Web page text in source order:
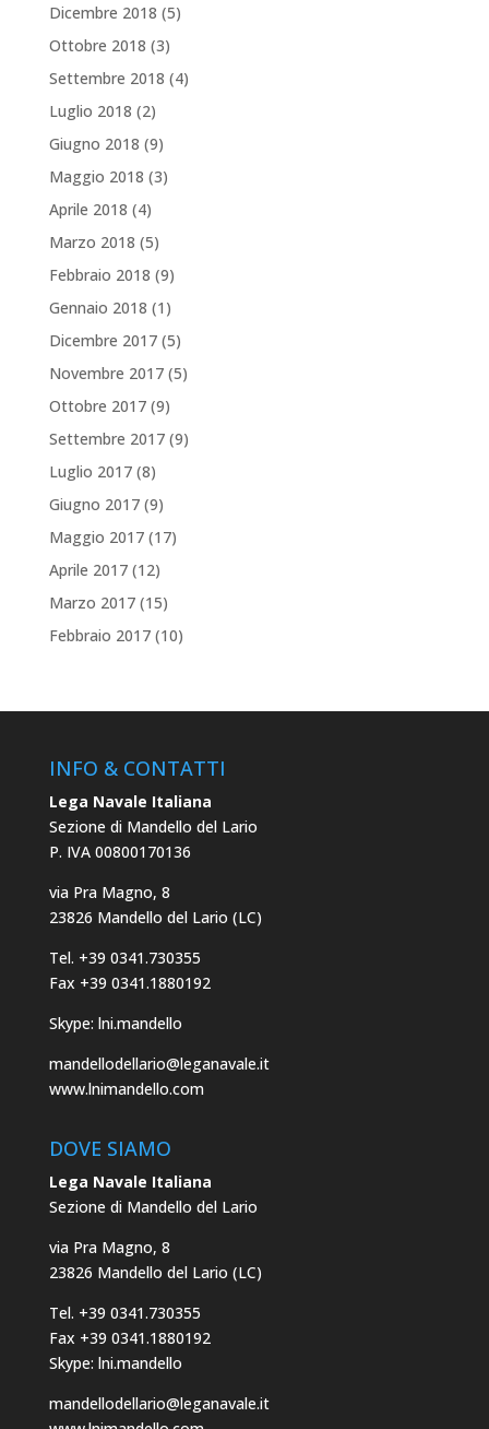
Dicembre 2018 (5)
Ottobre 2018 (3)
Settembre 2018 (4)
Luglio 2018 (2)
Giugno 2018 (9)
Maggio 2018 (3)
Aprile 2018 (4)
Marzo 2018 (5)
Febbraio 2018 (9)
Gennaio 2018 (1)
Dicembre 2017(5)
Novembre 2017(5)
Ottobre 2017(9)
Settembre 2017(9)
Luglio 2017(8)
Giugno 2017(9)
Maggio 2017(17)
Aprile 2017(12)
Marzo 2017(15)
Febbraio 2017(10)
INFO & CONTATTI
Lega Navale Italiana
Sezione di Mandello del Lario
P. IVA 00800170136
via Pra Magno, 8
23826 Mandello del Lario (LC)
Tel. +39 0341.730355
Fax +39 0341.1880192
Skype: lni.mandello
mandellodellario@leganavale.it
www.lnimandello.com
DOVE SIAMO
Lega Navale Italiana
Sezione di Mandello del Lario
via Pra Magno, 8
23826 Mandello del Lario (LC)
Tel. +39 0341.730355
Fax +39 0341.1880192
Skype: lni.mandello
mandellodellario@leganavale.it